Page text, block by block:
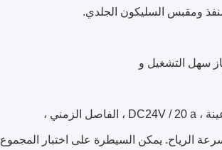
الرياح. يمكن السيطرة على اختبار المجموع